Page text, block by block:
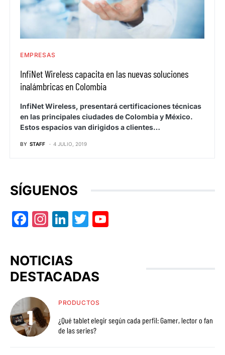
EMPRESAS
InfiNet Wireless capacita en las nuevas soluciones
inalámbricas en Colombia
InfiNet Wireless, presentará certificaciones técnicas
en las principales ciudades de Colombia y México.
Estos espacios van dirigidos a clientes…
BY STAFF 4 JULIO, 2019
SÍGUENOS
Facebook
Instagram
LinkedIn
Twitter
NOTICIAS
DESTACADAS
PRODUCTOS
¿Qué tablet elegir según cada perfil: Gamer, lector o fan
de las series?